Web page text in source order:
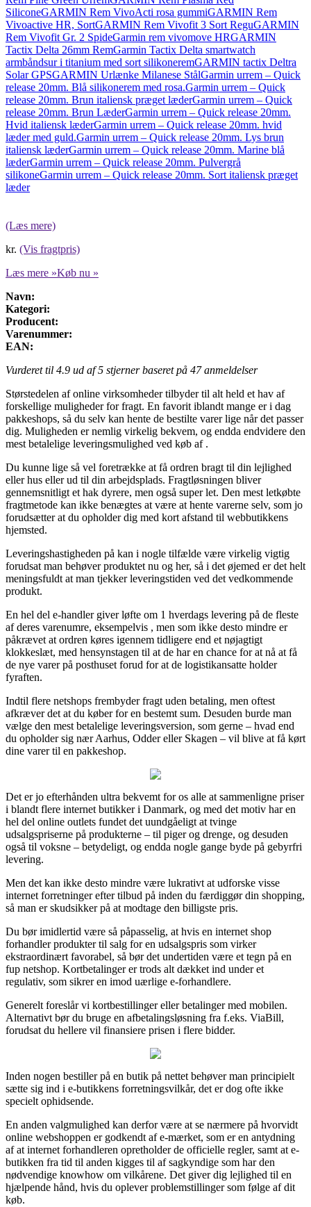
SiliconeGARMIN Rem VivoActi rosa gummiGARMIN Rem
Vivoactive HR, SortGARMIN Rem Vivofit 3 Sort ReguGARMIN
Rem Vivofit Gr. 2 SpideGarmin rem vivomove HRGARMIN
Tactix Delta 26mm RemGarmin Tactix Delta smartwatch
armbåndsur i titanium med sort silikoneremGARMIN tactix Deltra
Solar GPSGARMIN Urlænke Milanese StålGarmin urrem – Quick
release 20mm. Blå silikonerem med rosa.Garmin urrem – Quick
release 20mm. Brun italiensk præget læderGarmin urrem – Quick
release 20mm. Brun LæderGarmin urrem – Quick release 20mm.
Hvid italiensk læderGarmin urrem – Quick release 20mm. hvid
læder med guld.Garmin urrem – Quick release 20mm. Lys brun
italiensk læderGarmin urrem – Quick release 20mm. Marine blå
læderGarmin urrem – Quick release 20mm. Pulvergrå
silikoneGarmin urrem – Quick release 20mm. Sort italiensk præget
læder
(Læs mere)
kr. (Vis fragtpris)
Læs mere »Køb nu »
Navn:
Kategori:
Producent:
Varenummer:
EAN:
Vurderet til 4.9 ud af 5 stjerner baseret på 47anmeldelser
Størstedelen af online virksomheder tilbyder til alt held et hav af
forskellige muligheder for fragt. En favorit iblandt mange er i dag
pakkeshops, så du selv kan hente de bestilte varer lige når det passer
dig. Muligheden er nemlig virkelig bekvem, og endda endvidere den
mest betalelige leveringsmulighed ved køb af .
Du kunne lige så vel foretrække at få ordren bragt til din lejlighed
eller hus eller ud til din arbejdsplads. Fragtløsningen bliver
gennemsnitligt et hak dyrere, men også super let. Den mest letkøbte
fragtmetode kan ikke benægtes at være at hente varerne selv, som jo
forudsætter at du opholder dig med kort afstand til webbutikkens
hjemsted.
Leveringshastigheden på kan i nogle tilfælde være virkelig vigtig
forudsat man behøver produktet nu og her, så i det øjemed er det helt
meningsfuldt at man tjekker leveringstiden ved det vedkommende
produkt.
En hel del e-handler giver løfte om 1 hverdags levering på de fleste
af deres varenumre, eksempelvis , men som ikke desto mindre er
påkrævet at ordren køres igennem tidligere end et nøjagtigt
klokkeslæt, med hensynstagen til at de har en chance for at nå at få
de nye varer på posthuset forud for at de logistikansatte holder
fyraften.
Indtil flere netshops frembyder fragt uden betaling, men oftest
afkræver det at du køber for en bestemt sum. Desuden burde man
vælge den mest betalelige leveringsversion, som gerne – hvad end
du opholder sig nær Aarhus, Odder eller Skagen – vil blive at få kørt
dine varer til en pakkeshop.
Det er jo efterhånden ultra bekvemt for os alle at sammenligne priser
i blandt flere internet butikker i Danmark, og med det motiv har en
hel del online outlets fundet det uundgåeligt at tvinge
udsalgspriserne på produkterne – til piger og drenge, og desuden
også til voksne – betydeligt, og endda nogle gange byde på gebyrfri
levering.
Men det kan ikke desto mindre være lukrativt at udforske visse
internet forretninger efter tilbud på inden du færdiggør din shopping,
så man er skudsikker på at modtage den billigste pris.
Du bør imidlertid være så påpasselig, at hvis en internet shop
forhandler produkter til salg for en udsalgspris som virker
ekstraordinært favorabel, så bør det undertiden være et tegn på en
fup netshop. Kortbetalinger er trods alt dækket ind under et
regulativ, som sikrer en imod uærlige e-forhandlere.
Generelt foreslår vi kortbestillinger eller betalinger med mobilen.
Alternativt bør du bruge en afbetalingsløsning fra f.eks. ViaBill,
forudsat du hellere vil finansiere prisen i flere bidder.
Inden nogen bestiller på en butik på nettet behøver man principielt
sætte sig ind i e-butikkens forretningsvilkår, det er dog ofte ikke
specielt ophidsende.
En anden valgmulighed kan derfor være at se nærmere på hvorvidt
online webshoppen er godkendt af e-mærket, som er en antydning
af at internet forhandleren opretholder de officielle regler, samt at e-
butikken fra tid til anden kigges til af sagkyndige som har den
nødvendige knowhow om vilkårene. Det giver dig lejlighed til en
hjælpende hånd, hvis du oplever problemstillinger som følge af dit
køb.